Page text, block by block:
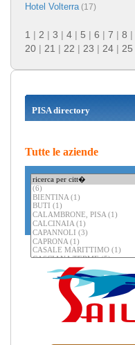
Hotel Volterra(17)
1 | 2 | 3 | 4 | 5 | 6 | 7 | 8 |
20 | 21 | 22 | 23 | 24 | 25
PISA directory
Tutte le aziende